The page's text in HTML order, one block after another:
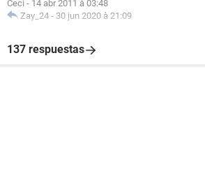
Ceci - 14 abr 2011 à 03:48
Zay_24 - 30 jun 2020 à 21:09
137 respuestas